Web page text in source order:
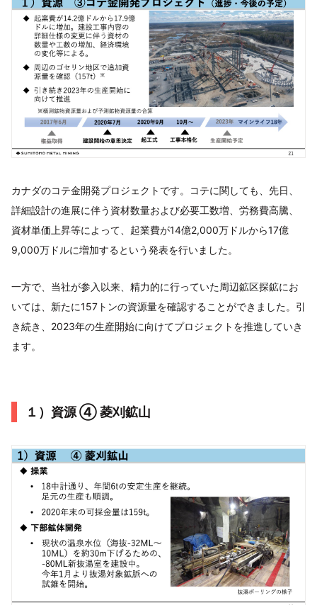
カナダのコテ金開発プロジェクトです。コテに関しても、先日、
詳細設計の進展に伴う資材数量および必要工数増、労務費高騰、
資材単価上昇等によって、起業費が14億2,000万ドルから17億
9,000万ドルに増加するという発表を行いました。
一方で、当社が参入以来、精力的に行っていた周辺鉱区探鉱にお
いては、新たに157トンの資源量を確認することができました。引
き続き、2023年の生産開始に向けてプロジェクトを推進していき
ます。
１）資源 ④ 菱刈鉱山